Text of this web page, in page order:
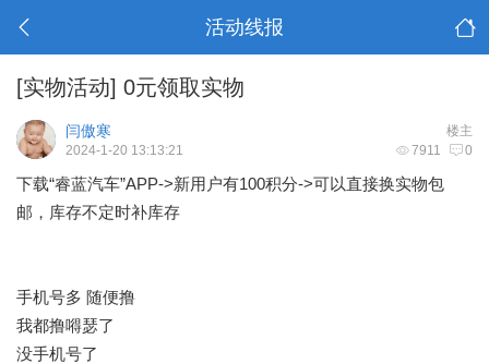
活动线报
[实物活动] 0元领取实物
楼主
闫傲寒
7911 0
2024-1-20 13:13:21
下载“睿蓝汽车”APP->新用户有100积分->可以直接换实物包
邮，库存不定时补库存
手机号多 随便撸
我都撸嘚瑟了
没手机号了